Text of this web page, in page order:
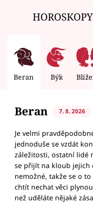
Beran Býk
Beran 7. 8. 2026
Je velmi
jednoduše se vzdát
záležitosti, ostatní lidé
se přijít na kloub jejich
nemožné, takže se o
chtít nechat věci
než uděláte nějaké